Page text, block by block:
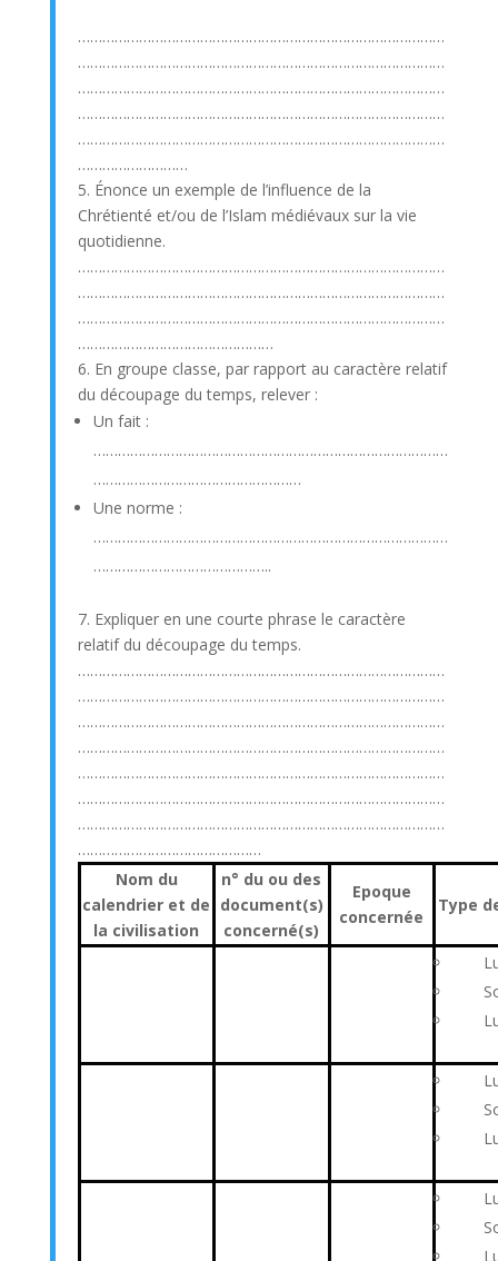
………………………………………………………………………………
………………………………………………………………………………
………………………………………………………………………………
………………………………………………………………………………
………………………………………………………………………………
………………………
5. Énonce un exemple de l’influence de la
Chrétienté et/ou de l’Islam médiévaux sur la vie
quotidienne.
………………………………………………………………………………
………………………………………………………………………………
………………………………………………………………………………
…………………………………………
6. En groupe classe, par rapport au caractère relatif
du découpage du temps, relever :
Un fait :
……………………………………………………………………………
……………………………………………
Une norme :
……………………………………………………………………………
……………………………………..
7. Expliquer en une courte phrase le caractère
relatif du découpage du temps.
………………………………………………………………………………
………………………………………………………………………………
………………………………………………………………………………
………………………………………………………………………………
………………………………………………………………………………
………………………………………………………………………………
………………………………………………………………………………
………………………………………
Nom du
calendrier et de
la civilisation
n° du ou des
document(s)
concerné(s)
Epoque
concernée
Type








